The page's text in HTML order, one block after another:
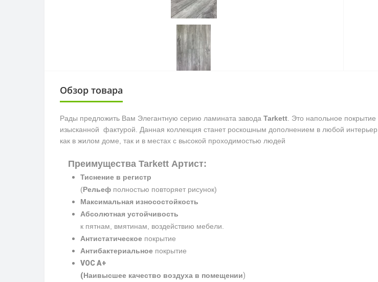
Обзор товара
Рады предложить Вам Элегантную серию ламината завода Tarkett . Это напольное
изысканной фактурой. Данная коллекция станет роскошным дополнением в любой
как в жилом доме, так и в местах с высокой проходимостью людей
Преимущества Tarkett Артист:
Тиснение в регистр
(Рельеф полностью повторяет рисунок)
Максимальная износостойкость
Абсолютная устойчивость
к пятнам, вмятинам, воздействию мебели.
Антистатическое покрытие
Антибактериальное покрытие
VOC A+
(Наивысшее качество воздуха в помещении)